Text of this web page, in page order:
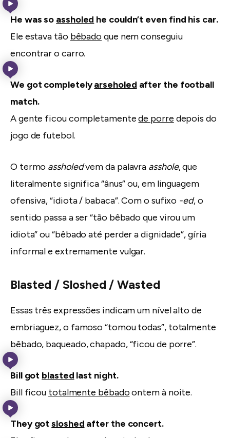
He was so assholed he couldn’t even find his car.
Ele estava tão bêbadoque nem conseguiu
encontrar o carro.
We got completelyarseholed after the football
match.
A gente ficou completamentede porre depois do
jogo de futebol.
O termo assholedvem da palavra asshole, que
literalmente significa “ânus” ou, em linguagem
ofensiva, “idiota / babaca”. Com o sufixo -ed, o
sentido passa a ser “tão bêbado que virou um
idiota” ou “bêbado até perder a dignidade”, gíria
informal e extremamente vulgar.
Blasted / Sloshed / Wasted
Essas três expressões indicam um nível alto de
embriaguez, o famoso “tomou todas”, totalmente
bêbado, baqueado, chapado, “ficou de porre”.
Bill got blasted last night.
Bill ficou totalmente bêbadoontem à noite.
They gotsloshed after the concert.